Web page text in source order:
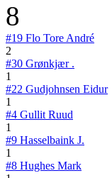
8
#19 Flo Tore André
2
#30 Grønkjær .
1
#22 Gudjohnsen Eidur
1
#4 Gullit Ruud
1
#9 Hasselbaink J.
1
#8 Hughes Mark